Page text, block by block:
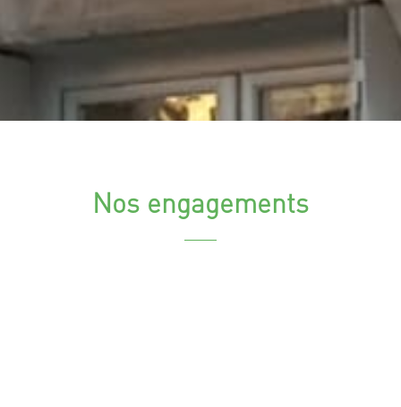
Nos engagements